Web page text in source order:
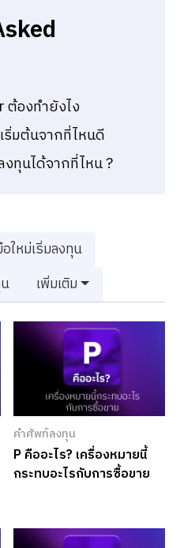
องทำยังไง
ริ่มต้นจากที่ไหนดี
ทุนได้จากที่ไหน ?
ใหม่เริ่มลงทุน
เพิ่มเติม
คำศัพท์ลงทุน
P คืออะไร? เครื่องหมายนี้
กระทบอะไรกับการซื้อขาย